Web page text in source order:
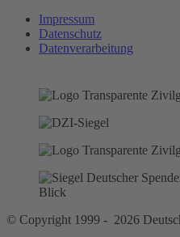
Impressum
Datenschutz
Datenverarbeitung
© Copyright 1999 - 2026